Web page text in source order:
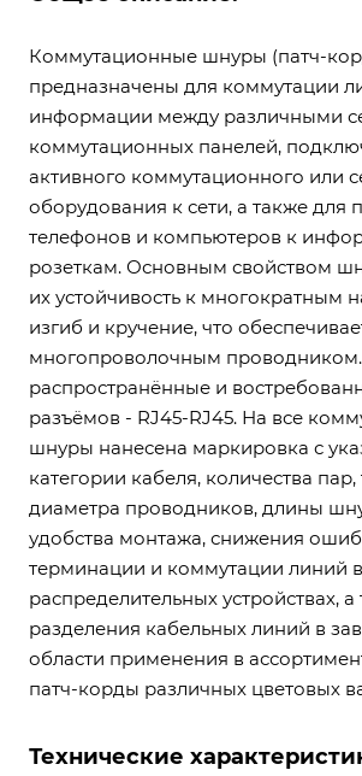
Коммутационные шнуры (патч-
предназначены для коммутации
информации между различными
коммутационных панелей,
активного коммутационного или
оборудования к сети, а также для
телефонов и компьютеров к
розеткам. Основным свойством
их устойчивость к многократным
изгиб и кручение, что
многопроволочным
распространённые и
разъёмов - RJ45-RJ45. На все
шнуры нанесена маркировка с
категории кабеля, количества пар,
диаметра проводников, длины
удобства монтажа, снижения
терминации и коммутации линий в
распределительных устройствах, а
разделения кабельных линий в
области применения в
патч-корды различных цветовых
Технические